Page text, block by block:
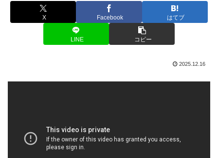
X Facebook はてブ
LINE コピー
2025.12.16